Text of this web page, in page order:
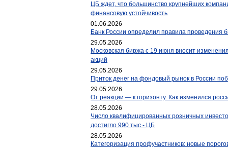
ЦБ ждет, что большинство крупнейших
финансовую устойчивость
01.06.2026
Банк России определил правила проведения
29.05.2026
Московская биржа с 19 июня вносит
акций
29.05.2026
Приток денег на фондовый рынок в России
29.05.2026
От реакции — к горизонту. Как изменился
28.05.2026
Число квалифицированных розничных
достигло 990 тыс - ЦБ
28.05.2026
Категоризация профучастников: новые